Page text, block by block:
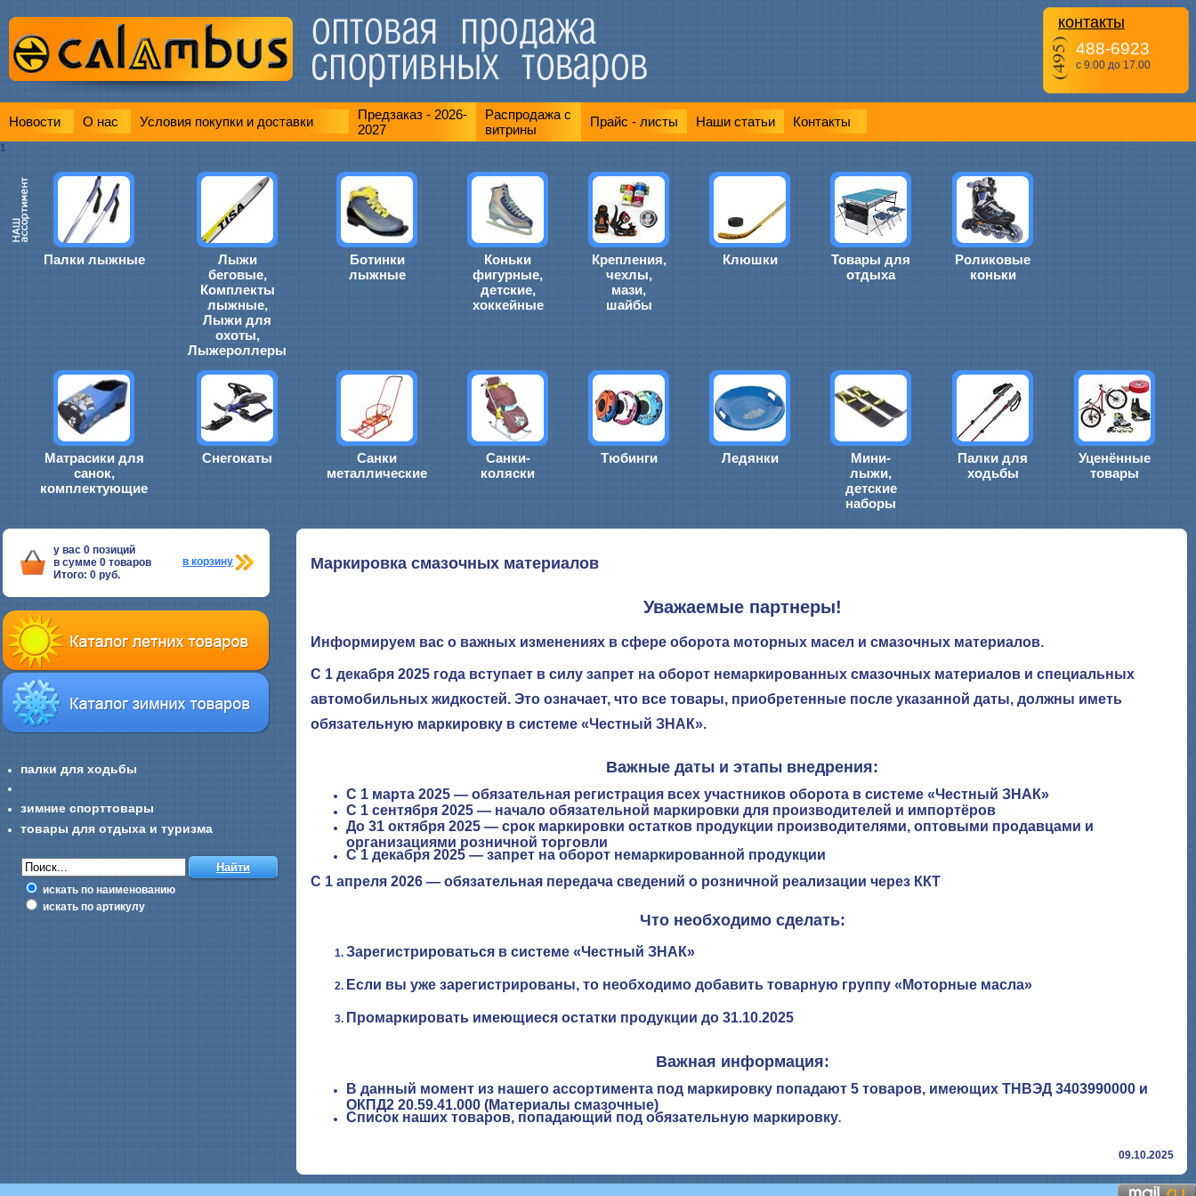
контакты
488-6923
с 9.00 до 17.00
Новости О нас Условия покупки и доставки
Предзаказ - 2026-
2027
Распродажа с
витрины
Прайс - листы Наши статьи Контакты
1
Палки лыжные
Лыжи
беговые,
Комплекты
лыжные,
Лыжи для
охоты,
Лыжероллеры
Ботинки
лыжные
Коньки
фигурные,
детские,
хоккейные
Крепления,
чехлы,
мази,
шайбы
Клюшки
Товары для
отдыха
Роликовые
коньки
Матрасики для
санок,
комплектующие
Снегокаты
Санки
металлические
Санки-
коляски
Тюбинги Ледянки
Мини-
лыжи,
детские
наборы
Палки для
ходьбы
Уценённые
товары
у вас 0 позиций
в сумме 0 товаров
Итого: 0 руб.
в корзину
палки для ходьбы
зимние спорттовары
товары для отдыха и туризма
искать по наименованию
искать по артикулу
Маркировка смазочных материалов
Уважаемые партнеры!
Информируем вас о важных изменениях в сфере оборота моторных масел и смазочных материалов.
С 1 декабря 2025 года вступает в силу запрет на оборот немаркированных смазочных материалов и специальных
автомобильных жидкостей. Это означает, что все товары, приобретенные после указанной даты, должны иметь
обязательную маркировку в системе «Честный ЗНАК».
Важные даты и этапы внедрения:
С 1 марта 2025 — обязательная регистрация всех участников оборота в системе «Честный ЗНАК»
С 1 сентября 2025 — начало обязательной маркировки для производителей и импортёров
До 31 октября 2025 — срок маркировки остатков продукции производителями, оптовыми продавцами и
организациями розничной торговли
С 1 декабря 2025 — запрет на оборот немаркированной продукции
С 1 апреля 2026 — обязательная передача сведений о розничной реализации через ККТ
Что необходимо сделать:
Зарегистрироваться в системе «Честный ЗНАК»
Если вы уже зарегистрированы, то необходимо добавить товарную группу «Моторные масла»
Промаркировать имеющиеся остатки продукции до 31.10.2025
Важная информация:
В данный момент из нашего ассортимента под маркировку попадают 5 товаров, имеющих ТНВЭД 3403990000 и
ОКПД2 20.59.41.000 (Материалы смазочные)
Список наших товаров, попадающий под обязательную маркировку.
09.10.2025